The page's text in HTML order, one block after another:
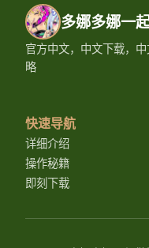
多娜多娜一
官方中文，中文下载，
略
快速导航
详细介绍
操作秘籍
即刻下载